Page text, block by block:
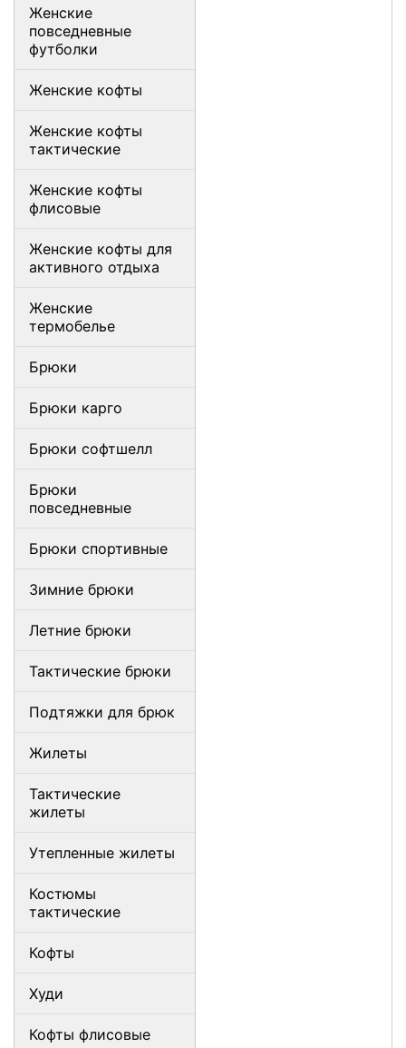
Женские
повседневные
футболки
Женские кофты
Женские кофты
тактические
Женские кофты
флисовые
Женские кофты для
активного отдыха
Женские
термобелье
Брюки
Брюки карго
Брюки софтшелл
Брюки
повседневные
Брюки спортивные
Зимние брюки
Летние брюки
Тактические брюки
Подтяжки для брюк
Жилеты
Тактические
жилеты
Утепленные жилеты
Костюмы
тактические
Кофты
Худи
Кофты флисовые